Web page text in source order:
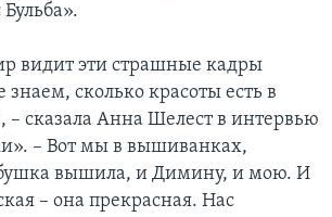
видит эти страшные кадры
сколько красоты есть в
– сказала Анна Шелест в интервью
– Вот мы в вышиванках,
вышила, и Димину, и мою. И
– она прекрасная. Нас